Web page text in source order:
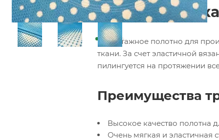
(Матрасная
Трикотажное полотно для
ткани. За счет эластичной
пилингуется на протяжении
Преимущества
Высокое качество полотна
Очень мягкая и эластичная